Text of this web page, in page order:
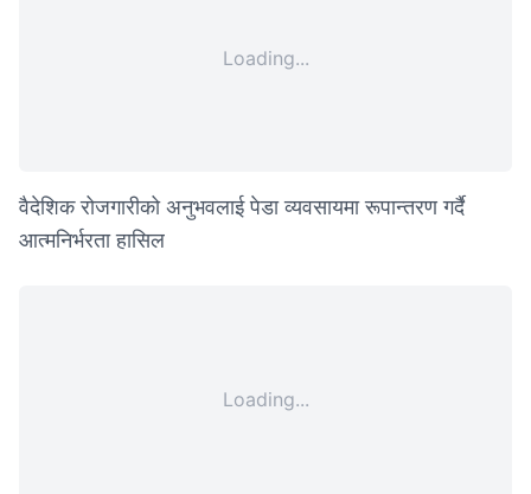
Loading...
वैदेशिक रोजगारीको अनुभवलाई पेडा व्यवसायमा रूपान्तरण गर्दै
आत्मनिर्भरता हासिल
Loading...